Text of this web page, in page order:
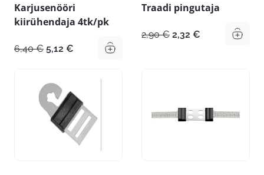
Karjusenööri
kiirühendaja 4tk/pk
6,40€ Algne
6,40 €.
5,12 € Praegune
Traadi pingutaja
2,90€ Algne
2,32 € Praegune